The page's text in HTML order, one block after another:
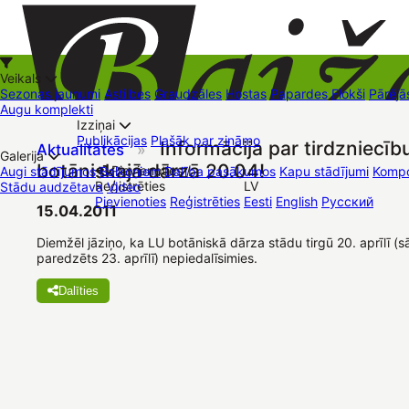
+37126545879 baizas@baizas.lv
Pievienoties /
Reģistrēties
Pievienoties Reģistrēties
LV
Eesti English Русский
Veikals
Sezonas jaunumi Astilbes Graudzāles Hostas Papardes Flokši
Augu komplekti
Kā iepirkties
Izziņai
Publikācijas Plašāk par zināmo
Galerija
Augi stādījumos Balkoniem Dalība pasākumos Kapu stādījumi
Stādu audzētava Video
Tirdzniecības vietas Kontakti Dāvanu kartes Augu komplekti
Aktualitātes » Informācija par
botāniskajā dārzā 20.04!
15.04.2011
Diemžēl jāziņo, ka LU botāniskā dārza stādu tirgū 20. aprīlī
paredzēts 23. aprīlī) nepiedalīsimies.
Dalīties